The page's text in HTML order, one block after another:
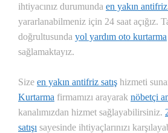
ihtiyacınız durumunda en yakın antifriz
yararlanabilmeniz için 24 saat açığız.
doğrultusunda yol yardım oto kurtarma
sağlamaktayız.
Size en yakın antifriz satış hizmeti
Kurtarma firmamızı arayarak nöbetçi
kanalımızdan hizmet sağlayabilirsiniz.
satışı sayesinde ihtiyaçlarınızı